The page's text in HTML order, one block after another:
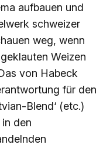
aufbauen und
schweizer
weg, wenn
Weizen
von Habeck
für den
Blend‘ (etc.)
in den